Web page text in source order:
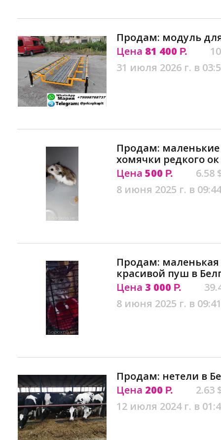
Продам: модуль
Цена 81 400 Р.
31 июля 2026 г. в
Продам:
хомячки редкого
Цена 500 Р.
6.58
8 июня 2025 г. в 09:44
Продам:
красивой пуш в
Цена 3 000 Р.
8 июня 2025 г. в 09:41
Продам: нетели в
Цена 200 Р.
2.63
12 июля 2024 г. в